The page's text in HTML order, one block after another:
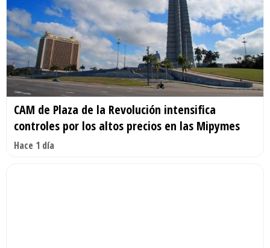
CAM de Plaza de la Revolución intensifica
controles por los altos precios en las Mipymes
Hace 1 día